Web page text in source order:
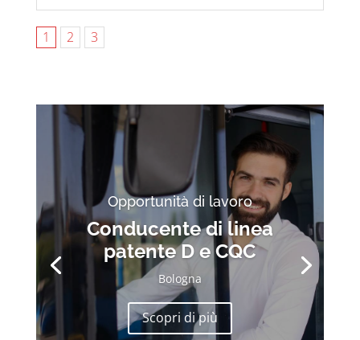
1 2 3
Opportunità di lavoro
Conducente di linea
patente D e CQC
Bologna
Scopri di più